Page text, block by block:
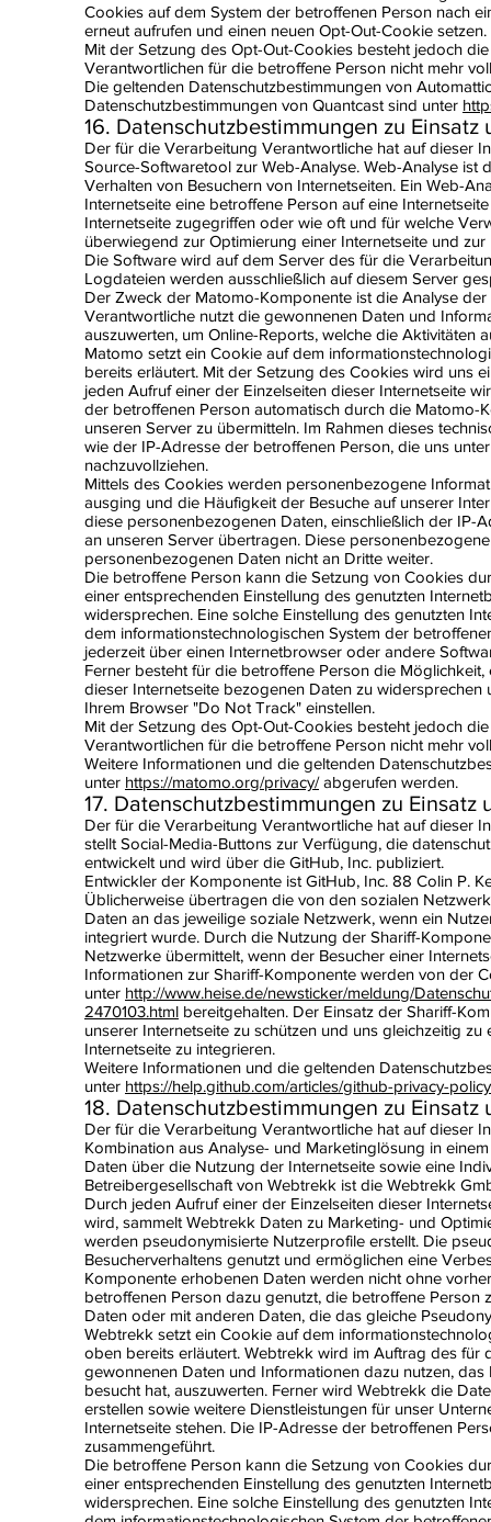
Cookies auf dem System der betroffenen Person nach
erneut aufrufen und einen neuen Opt-Out-Cookie setzen.
Mit der Setzung des Opt-Out-Cookies besteht jedoch
Verantwortlichen für die betroffene Person nicht mehr
Die geltenden Datenschutzbestimmungen von
Datenschutzbestimmungen von Quantcast sind unter
16. Datenschutzbestimmungen zu
Der für die Verarbeitung Verantwortliche hat auf dieser
Source-Softwaretool zur Web-Analyse. Web-Analyse
Verhalten von Besuchern von Internetseiten. Ein Web-
Internetseite eine betroffene Person auf eine
Internetseite zugegriffen oder wie oft und für welche
überwiegend zur Optimierung einer Internetseite und
Die Software wird auf dem Server des für die
Logdateien werden ausschließlich auf diesem Server
Der Zweck der Matomo-Komponente ist die Analyse
Verantwortliche nutzt die gewonnenen Daten und
auszuwerten, um Online-Reports, welche die Aktivitäten
Matomo setzt ein Cookie auf dem
bereits erläutert. Mit der Setzung des Cookies wird uns
jeden Aufruf einer der Einzelseiten dieser Internetseite
der betroffenen Person automatisch durch die Matomo-
unseren Server zu übermitteln. Im Rahmen dieses
wie der IP-Adresse der betroffenen Person, die uns
nachzuvollziehen.
Mittels des Cookies werden personenbezogene
ausging und die Häufigkeit der Besuche auf unserer
diese personenbezogenen Daten, einschließlich der IP-
an unseren Server übertragen. Diese
personenbezogenen Daten nicht an Dritte weiter.
Die betroffene Person kann die Setzung von Cookies
einer entsprechenden Einstellung des genutzten
widersprechen. Eine solche Einstellung des genutzten
dem informationstechnologischen System der
jederzeit über einen Internetbrowser oder andere
Ferner besteht für die betroffene Person die
dieser Internetseite bezogenen Daten zu
Ihrem Browser "Do Not Track" einstellen.
Mit der Setzung des Opt-Out-Cookies besteht jedoch
Verantwortlichen für die betroffene Person nicht mehr
Weitere Informationen und die geltenden
unter https://matomo.org/privacy/abgerufen werden.
17. Datenschutzbestimmungen zu
Der für die Verarbeitung Verantwortliche hat auf dieser
stellt Social-Media-Buttons zur Verfügung, die
entwickelt und wird über die GitHub, Inc. publiziert.
Entwickler der Komponente ist GitHub, Inc. 88 Colin P.
Üblicherweise übertragen die von den sozialen
Daten an das jeweilige soziale Netzwerk, wenn ein
integriert wurde. Durch die Nutzung der Shariff-
Netzwerke übermittelt, wenn der Besucher einer
Informationen zur Shariff-Komponente werden von der
unter http://www.heise.de/newsticker/meldung/
2470103.html bereitgehalten. Der Einsatz der Shariff-
unserer Internetseite zu schützen und uns gleichzeitig
Internetseite zu integrieren.
Weitere Informationen und die geltenden
unter https://help.github.com/articles/github-privacy-
18. Datenschutzbestimmungen zu
Der für die Verarbeitung Verantwortliche hat auf dieser
Kombination aus Analyse- und Marketinglösung in
Daten über die Nutzung der Internetseite sowie eine
Betreibergesellschaft von Webtrekk ist die Webtrekk
Durch jeden Aufruf einer der Einzelseiten dieser
wird, sammelt Webtrekk Daten zu Marketing- und
werden pseudonymisierte Nutzerprofile erstellt. Die
Besucherverhaltens genutzt und ermöglichen eine
Komponente erhobenen Daten werden nicht ohne
betroffenen Person dazu genutzt, die betroffene
Daten oder mit anderen Daten, die das gleiche
Webtrekk setzt ein Cookie auf dem
oben bereits erläutert. Webtrekk wird im Auftrag des
gewonnenen Daten und Informationen dazu nutzen,
besucht hat, auszuwerten. Ferner wird Webtrekk die
erstellen sowie weitere Dienstleistungen für unser
Internetseite stehen. Die IP-Adresse der betroffenen
zusammengeführt.
Die betroffene Person kann die Setzung von Cookies
einer entsprechenden Einstellung des genutzten
widersprechen. Eine solche Einstellung des genutzten